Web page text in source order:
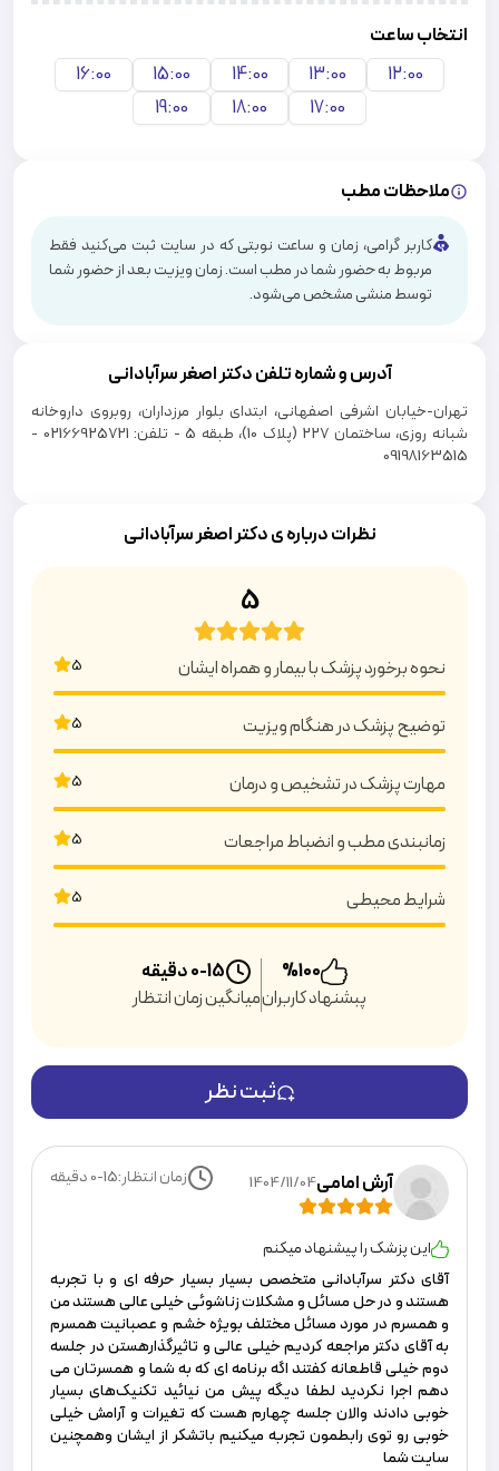
انتخاب ساعت
12:00
13:00
14:00
15:00
16:00
17:00
18:00
19:00
ملاحظات مطب
کاربر گرامی، زمان و ساعت نوبتی که در سایت ثبت می‌کنید فقط
مربوط به حضور شما در مطب است. زمان ویزیت بعد از حضور شما
توسط منشی مشخص می‌شود.
آدرس و شماره تلفن دکتراصغر سرآبادانی
تهران-خیابان اشرفی اصفهانی، ابتدای بلوار مرزداران، روبروی داروخانه
شبانه روزی، ساختمان 227 (پلاک 10)، طبقه 5 - تلفن: 02166925721 -
09198163515
نظرات درباره ی دکتر اصغر سرآبادانی
5
نحوه برخورد پزشک با بیمار و همراه ایشان 5
توضیح پزشک در هنگام ویزیت 5
مهارت پزشک در تشخیص و درمان 5
زمانبندی مطب و انضباط مراجعات 5
شرایط محیطی 5
%100
پبشنهاد کاربران
0-15دقیقه
میانگین زمان انتظار
ثبت نظر
آرش امامی1404/11/04 زمان انتظار:0-15دقیقه
این پزشک را پیشنهاد میکنم
آقای دکتر سرآبادانی متخصص بسیار بسیار حرفه ای و با تجربه
هستند و در حل مسائل و مشکلات زناشوئی خیلی عالی هستند من
و همسرم در مورد مسائل مختلف بویژه خشم و عصبانیت همسرم
به آقای دکتر مراجعه کردیم خیلی عالی و تاثیرگذارهستن در جلسه
دوم خیلی قاطعانه کفتند اگه برنامه ای که به شما و همسرتان می
دهم اجرا نکردید لطفا دیگه پیش من نیائید تکنیک‌های بسیار
خوبی دادند والان جلسه چهارم هست که تغیرات و آرامش خیلی
خوبی رو توی رابطمون تجربه میکنیم باتشکر از ایشان وهمچنین
سایت شما